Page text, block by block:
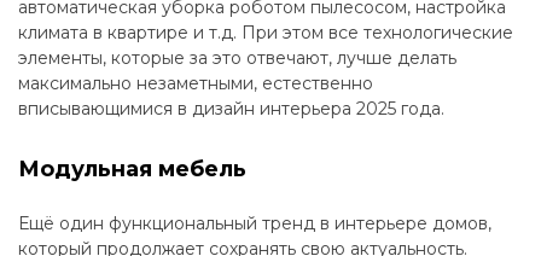
автоматическая уборка роботом пылесосом, настройка
климата в квартире и т.д. При этом все технологические
элементы, которые за это отвечают, лучше делать
максимально незаметными, естественно
вписывающимися в дизайн интерьера 2025 года.
Модульная мебель
Ещё один функциональный тренд в интерьере домов,
который продолжает сохранять свою актуальность.